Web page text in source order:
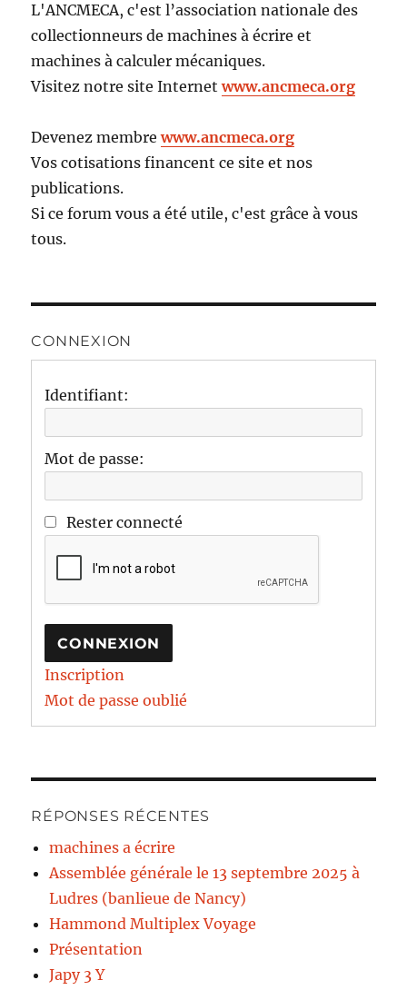
L'ANCMECA, c'est l’association nationale des
collectionneurs de machines à écrire et
machines à calculer mécaniques.
Visitez notre site Internetwww.ancmeca.org
Devenez membrewww.ancmeca.org
Vos cotisations financent ce site et nos
publications.
Si ce forum vous a été utile, c'est grâce à vous
tous.
CONNEXION
Identifiant:
Mot de passe:
Rester connecté
CONNEXION
Inscription
Mot de passe oublié
RÉPONSES RÉCENTES
machines a écrire
Assemblée générale le 13 septembre 2025 à
Ludres (banlieue de Nancy)
Hammond Multiplex Voyage
Présentation
Japy 3 Y